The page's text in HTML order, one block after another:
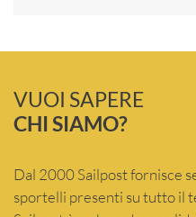
VUOI SAPERE
CHI SIAMO?
Dal 2000 Sailpost fornisce
sportelli presenti su tutto il